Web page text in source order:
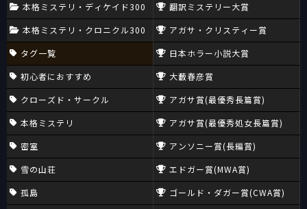
本格ミステリ・ディケイド300
本格ミステリ・クロニクル300
タグ一覧
初心者におすすめ
クローズド・サークル
本格ミステリ
密室
雪の山荘
孤島
翻訳ミステリー大賞
アガサ・クリスティー賞
日本ホラー小説大賞
大藪春彦賞
アガサ賞(最優秀長篇賞)
アガサ賞(最優秀処女長篇賞)
アンソニー賞(長編賞)
エドガー賞(MWA賞)
ゴールド・ダガー賞(CWA賞)